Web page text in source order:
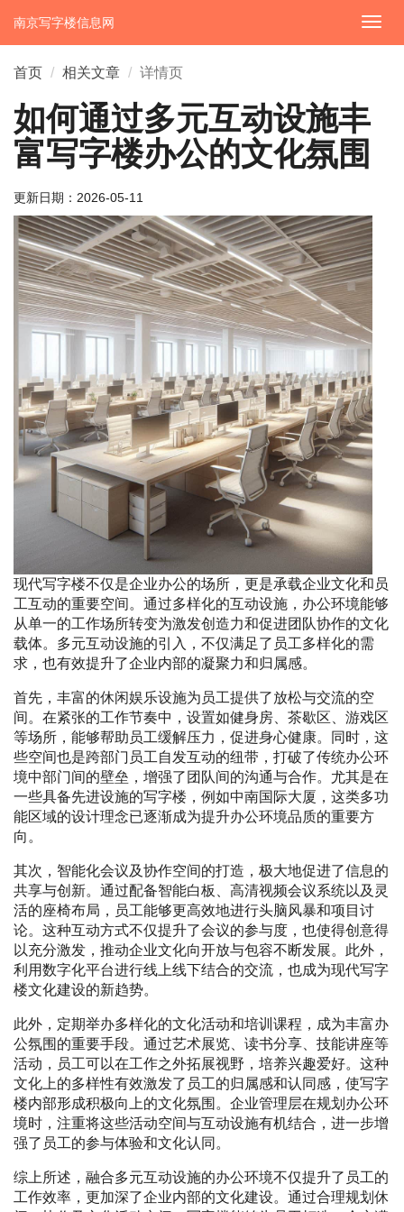
切
换
南京写字楼信息网
首页 相关文章 详情页
如何通过多元互动设施丰
富写字楼办公的文化氛围
更新日期： 2026-05-11
现代写字楼不仅是企业办公的场所，更是承载企业文化和员
工互动的重要空间。通过多样化的互动设施，办公环境能够
从单一的工作场所转变为激发创造力和促进团队协作的文化
载体。多元互动设施的引入，不仅满足了员工多样化的需
求，也有效提升了企业内部的凝聚力和归属感。
首先，丰富的休闲娱乐设施为员工提供了放松与交流的空
间。在紧张的工作节奏中，设置如健身房、茶歇区、游戏区
等场所，能够帮助员工缓解压力，促进身心健康。同时，这
些空间也是跨部门员工自发互动的纽带，打破了传统办公环
境中部门间的壁垒，增强了团队间的沟通与合作。尤其是在
一些具备先进设施的写字楼，例如中南国际大厦，这类多功
能区域的设计理念已逐渐成为提升办公环境品质的重要方
向。
其次，智能化会议及协作空间的打造，极大地促进了信息的
共享与创新。通过配备智能白板、高清视频会议系统以及灵
活的座椅布局，员工能够更高效地进行头脑风暴和项目讨
论。这种互动方式不仅提升了会议的参与度，也使得创意得
以充分激发，推动企业文化向开放与包容不断发展。此外，
利用数字化平台进行线上线下结合的交流，也成为现代写字
楼文化建设的新趋势。
此外，定期举办多样化的文化活动和培训课程，成为丰富办
公氛围的重要手段。通过艺术展览、读书分享、技能讲座等
活动，员工可以在工作之外拓展视野，培养兴趣爱好。这种
文化上的多样性有效激发了员工的归属感和认同感，使写字
楼内部形成积极向上的文化氛围。企业管理层在规划办公环
境时，注重将这些活动空间与互动设施有机结合，进一步增
强了员工的参与体验和文化认同。
综上所述，融合多元互动设施的办公环境不仅提升了员工的
工作效率，更加深了企业内部的文化建设。通过合理规划休